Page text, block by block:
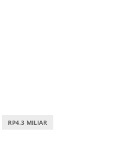
RP4.3 MILIAR